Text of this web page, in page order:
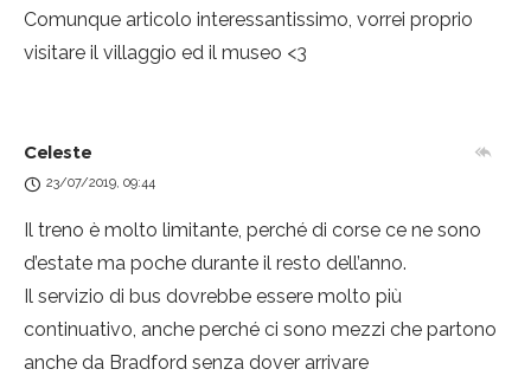
Comunque articolo interessantissimo, vorrei proprio
visitare il villaggio ed il museo <3
Celeste
23/07/2019, 09:44
Il treno è molto limitante, perché di corse ce ne sono
d’estate ma poche durante il resto dell’anno.
Il servizio di bus dovrebbe essere molto più
continuativo, anche perché ci sono mezzi che partono
anche da Bradford senza dover arrivare